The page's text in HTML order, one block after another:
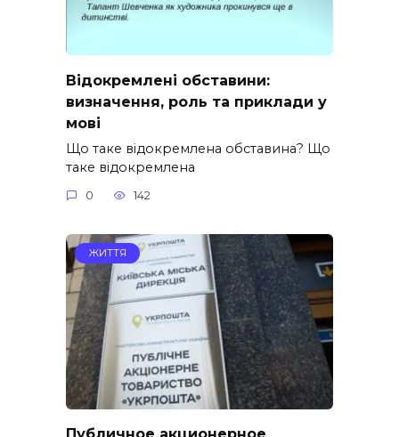
Відокремлені обставини:
визначення, роль та приклади у
мові
Що таке відокремлена обставина? Що
таке відокремлена
0 142
ЖИТТЯ